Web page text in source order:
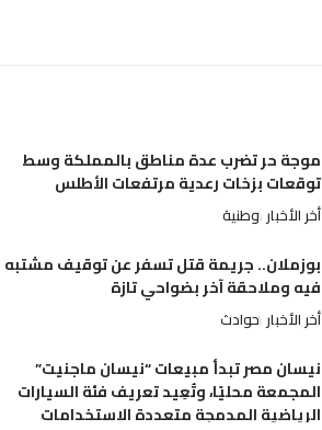
موجة حر تضرب عدة مناطق بالمملكة وسط
توقعات بزخات رعدية مرتفعات الأطلس
أخر الأخبار وطنية
بوزملان.. جريمة قتل تسفر عن توقيف مشتبه
فيه وملاحقة آخر بضواحي تازة
أخر الأخبار حوادث
نيسان مصر تبدأ مبيعات “نيسان ماجنيت”
المجمعة محليًا، وتُعِيد تعريف فئة السيارات
الرياضية المدمجة متعددة الاستخدامات